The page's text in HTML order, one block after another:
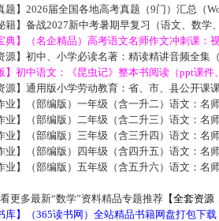
题】2026届全国各地高考真题（9门）汇总（
籍】备战2027新中考暑期早复习（语文、数学
典】（名企精品）高考语文名师作文冲刺课：
源】初中、小学必读名著：精读精讲音频全集
】初中语文：《昆虫记》整本书阅读（ppt课件
源】通用版小学劳动教育：省、市、县公开课
业】（部编版）一年级（含一升二）语文：名
业】（部编版）二年级（含二升三）语文：名
业】（部编版）三年级（含三升四）语文：名
业】（部编版）四年级（含四升五）语文：名
业】（部编版）五年级（含五升六）语文：名
更多最新“数学”资料精品专题推荐【全套资源
库】（365读书网）全站精品书籍网盘打包下